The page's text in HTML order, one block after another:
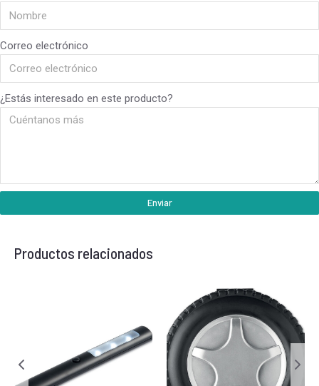
Correo electrónico
¿Estás interesado en este producto?
Enviar
Productos relacionados